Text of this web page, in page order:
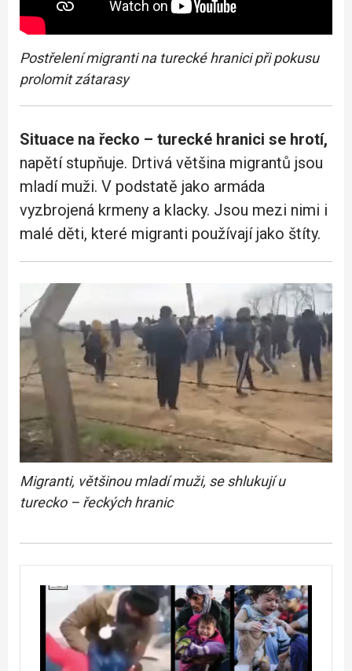
Postřelení migranti na turecké hranici při pokusu
prolomit zátarasy
Situace na řecko – turecké hranici se hrotí,
napětí stupňuje. Drtivá většina migrantů jsou
mladí muži. V podstatě jako armáda
vyzbrojená krmeny a klacky. Jsou mezi nimi i
malé děti, které migranti používají jako štíty.
Migranti, většinou mladí muži, se shlukují u
turecko – řeckých hranic